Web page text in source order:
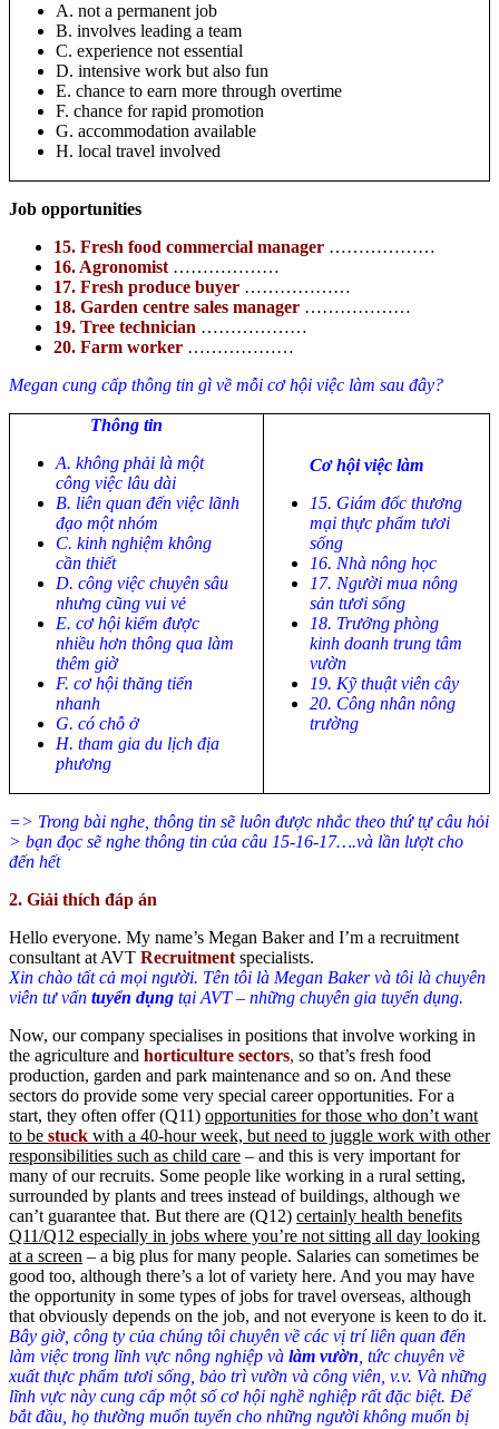
A. not a permanent job
B. involves leading a team
C. experience not essential
D. intensive work but also fun
E. chance to earn more through overtime
F. chance for rapid promotion
G. accommodation available
H. local travel involved
Job opportunities
15. Fresh food commercial manager ………………
16. Agronomist ………………
17. Fresh produce buyer ………………
18. Garden centre sales manager ………………
19. Tree technician ………………
20. Farm worker ………………
Megan cung cấp thông tin gì về mỗi cơ hội việc làm sau đây?
Thông tin
A. không phải là một
công việc lâu dài
B. liên quan đến việc lãnh
đạo một nhóm
C. kinh nghiệm không
cần thiết
D. công việc chuyên sâu
nhưng cũng vui vẻ
E. cơ hội kiếm được
nhiều hơn thông qua làm
thêm giờ
F. cơ hội thăng tiến
nhanh
G. có chỗ ở
H. tham gia du lịch địa
phương
Cơ hội việc làm
15. Giám đốc thương
mại thực phẩm tươi
sống
16. Nhà nông học
17. Người mua nông
sản tươi sống
18. Trưởng phòng
kinh doanh trung tâm
vườn
19. Kỹ thuật viên cây
20. Công nhân nông
trường
=> Trong bài nghe, thông tin sẽ luôn được nhắc theo thứ tự câu hỏi
> bạn đọc sẽ nghe thông tin của câu 15-16-17….và lần lượt cho
đến hết
2. Giải thích đáp án
Hello everyone. My name’s Megan Baker and I’m a recruitment
consultant at AVT Recruitment specialists.
Xin chào tất cả mọi người. Tên tôi là Megan Baker và tôi là chuyên
viên tư vấn tuyển dụng tại AVT – những chuyên gia tuyển dụng.
Now, our company specialises in positions that involve working in
the agriculture and horticulture sectors, so that’s fresh food
production, garden and park maintenance and so on. And these
sectors do provide some very special career opportunities. For a
start, they often offer (Q11) opportunities for those who don’t want
to be stuck with a 40-hour week, but need to juggle work with other
responsibilities such as child care – and this is very important for
many of our recruits. Some people like working in a rural setting,
surrounded by plants and trees instead of buildings, although we
can’t guarantee that. But there are (Q12) certainly health benefits
Q11/Q12 especially in jobs where you’re not sitting all day looking
at a screen – a big plus for many people. Salaries can sometimes be
good too, although there’s a lot of variety here. And you may have
the opportunity in some types of jobs for travel overseas, although
that obviously depends on the job, and not everyone is keen to do it.
Bây giờ, công ty của chúng tôi chuyên về các vị trí liên quan đến
làm việc trong lĩnh vực nông nghiệp và làm vườn, tức chuyên về
xuất thực phẩm tươi sống, bảo trì vườn và công viên, v.v. Và những
lĩnh vực này cung cấp một số cơ hội nghề nghiệp rất đặc biệt. Để
bắt đầu, họ thường muốn tuyển cho những người không muốn bị